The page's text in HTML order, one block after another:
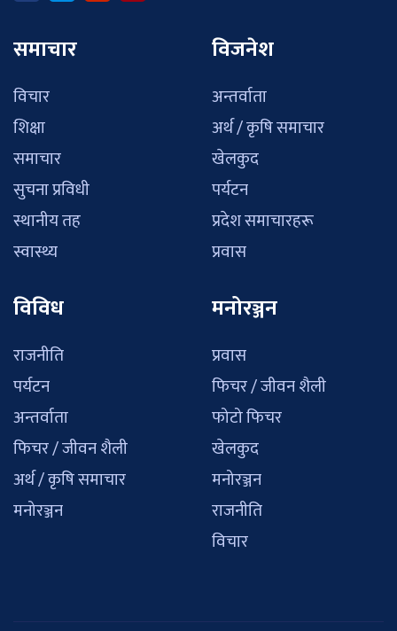
समाचार
विचार
शिक्षा
समाचार
सुचना प्रविधी
स्थानीय तह
स्वास्थ्य
विजनेश
अन्तर्वाता
अर्थ / कृषि समाचार
खेलकुद
पर्यटन
प्रदेश समाचारहरू
प्रवास
विविध
राजनीति
पर्यटन
अन्तर्वाता
फिचर / जीवन शैली
अर्थ / कृषि समाचार
मनोरञ्जन
मनोरञ्जन
प्रवास
फिचर / जीवन शैली
फोटो फिचर
खेलकुद
मनोरञ्जन
राजनीति
विचार